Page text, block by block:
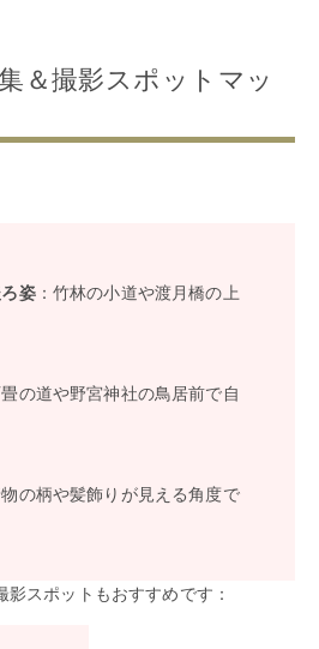
＆撮影スポットマッ
姿：竹林の小道や渡月橋の上
の道や野宮神社の鳥居前で自
物の柄や髪飾りが見える角度で
スポットもおすすめです：